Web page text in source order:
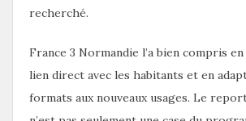
recherché.
France 3 Normandie l’a bien compris
lien direct avec les habitants et en
formats aux nouveaux usages. Le